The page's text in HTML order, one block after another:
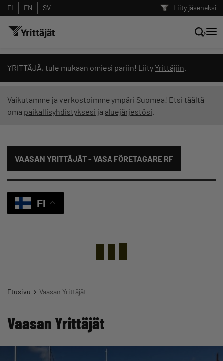
Liity jäseneksi
FI EN SV
YRITTÄJÄ, tule mukaan omiesi pariin! Liity Yrittäjiin
Vaikutamme ja verkostoimme ympäri Suomea! Etsi täältä
oma paikallisyhdistyksesi ja aluejärjestösi
VAASAN YRITTÄJÄT - VASA FÖRETAGARE RF
FI
Etusivu Vaasan Yrittäjät
Vaasan Yrittäjät
Hae sivustolta tai kysy suoraan
Yrittäjien tekoälyltä
Suodata hakutuloksia: näytä kaikki sisältö